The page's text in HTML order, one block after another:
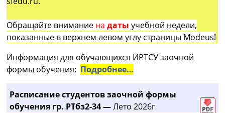
Обращайте внимание на датыучебной недели,
показанные в верхнем левом углу страницы Modeus!
Информация для обучающихся ИРТСУ заочной
формы обучения: Подробнее…
Расписание студентов заочной формы
обучения гр. РТбз2-34 —Лето 2026г